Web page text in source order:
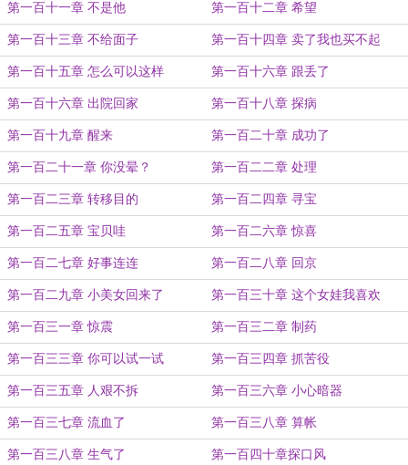
第一百十一章 不是他 第一百十二章 希望
第一百十三章 不给面子 第一百十四章 卖了我也买不起
第一百十五章 怎么可以这样 第一百十六章 跟丢了
第一百十六章 出院回家 第一百十八章 探病
第一百十九章 醒来 第一百二十章 成功了
第一百二十一章 你没晕？ 第一百二二章 处理
第一百二三章 转移目的 第一百二四章 寻宝
第一百二五章 宝贝哇 第一百二六章 惊喜
第一百二七章 好事连连 第一百二八章 回京
第一百二九章 小美女回来了 第一百三十章 这个女娃我喜欢
第一百三一章 惊震 第一百三二章 制药
第一百三三章 你可以试一试 第一百三四章 抓苦役
第一百三五章 人艰不拆 第一百三六章 小心暗器
第一百三七章 流血了 第一百三八章 算帐
第一百三八章 生气了 第一百四十章探口风